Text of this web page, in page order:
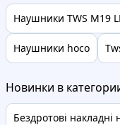
Наушники TWS M19
Наушники hoco
Новинки в
Бездротові